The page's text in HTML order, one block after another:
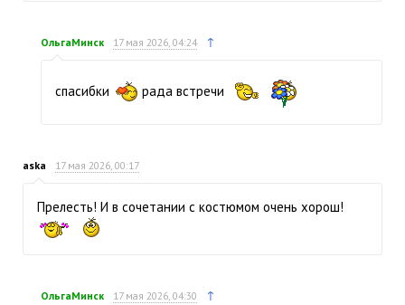
ОльгаМинск 17 мая 2026, 04:24 ↑
спасибки рада встречи
aska 17 мая 2026, 00:17
Прелесть! И в сочетании с костюмом очень хорош!
ОльгаМинск 17 мая 2026, 04:30 ↑